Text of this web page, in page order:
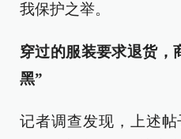
我保护之举。
穿过的服装要求退货，
黑”
记者调查发现，上述